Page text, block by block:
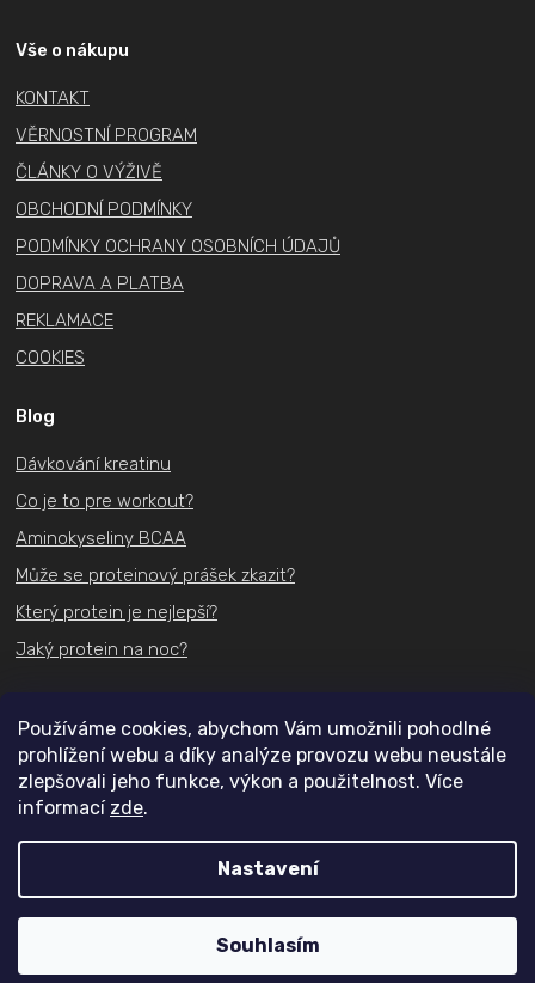
Používáme cookies, abychom Vám umožnili pohodlné
prohlížení webu a díky analýze provozu webu neustále
zlepšovali jeho funkce, výkon a použitelnost. Více
informací zde.
Nastavení
Souhlasím
Vše o nákupu
KONTAKT
VĚRNOSTNÍ PROGRAM
ČLÁNKY O VÝŽIVĚ
OBCHODNÍ PODMÍNKY
PODMÍNKY OCHRANY OSOBNÍCH ÚDAJŮ
DOPRAVA A PLATBA
REKLAMACE
COOKIES
Blog
Dávkování kreatinu
Co je to pre workout?
Aminokyseliny BCAA
Může se proteinový prášek zkazit?
Který protein je nejlepší?
Jaký protein na noc?
Kontakt
+420731 489 074
info@actifit.cz
Copyright 2026Actifit.cz. Všechna práva vyhrazena.